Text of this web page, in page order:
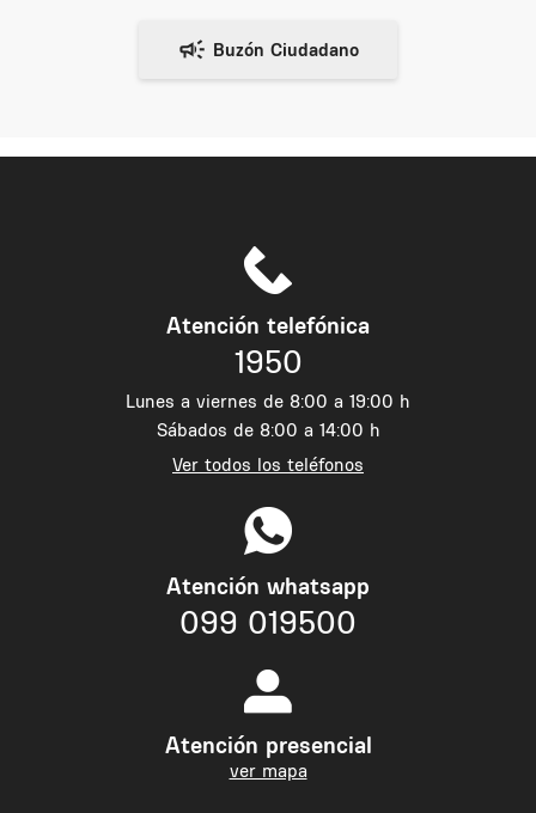
Atención telefónica
1950
Lunes a viernes de 8:00 a 19:00 h
Sábados de 8:00 a 14:00 h
Ver todos los teléfonos
Atención whatsapp
099 019500
Atención presencial
ver mapa